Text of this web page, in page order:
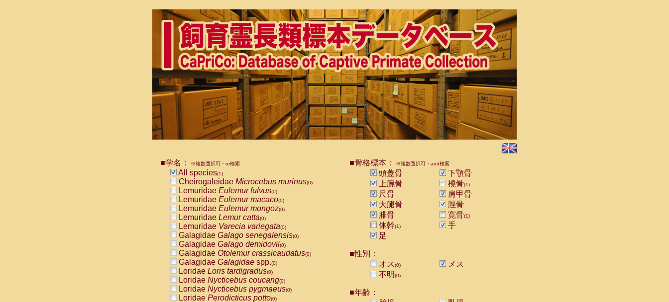
■学名： ※複数選択可・or検索
All species(1)
Cheirogaleidae Microcebus murinus(0)
Lemuridae Eulemur fulvus(0)
Lemuridae Eulemur macaco(0)
Lemuridae Eulemur mongoz(0)
Lemuridae Lemur catta(0)
Lemuridae Varecia variegata(0)
Galagidae Galago senegalensis(0)
Galagidae Galago demidovii(0)
Galagidae Otolemur crassicaudatus(0)
Galagidae Galagidae spp.(0)
Loridae Loris tardigradus(0)
Loridae Nycticebus coucang(0)
Loridae Nycticebus pygmaeus(0)
Loridae Perodicticus potto(0)
■骨格標本： ※複数選択可・and検索
頭蓋骨
下顎骨
上腕骨
橈骨(1)
尺骨
肩甲骨
大腿骨
脛骨
腓骨
寛骨(1)
体幹(1)
手
足
■性別：
オス(0)
メス
不明(0)
■年齢：